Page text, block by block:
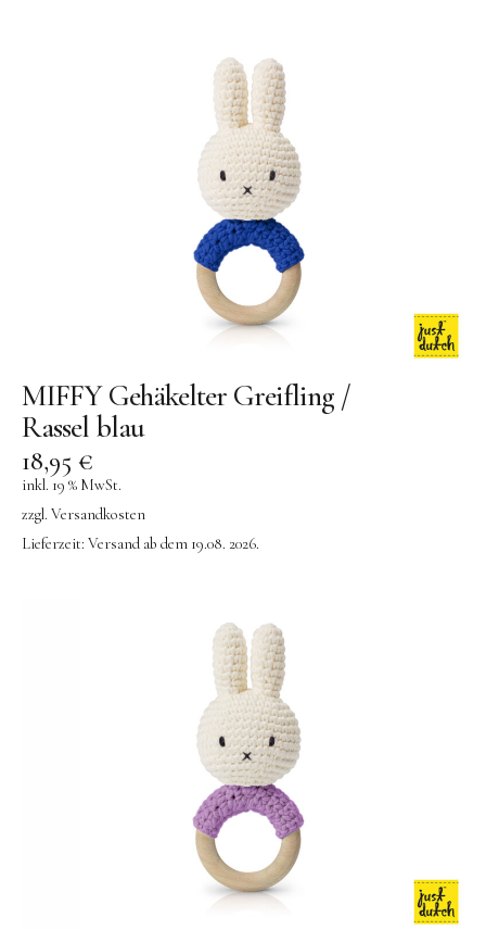
MIFFY Gehäkelter Greifling /
Rassel blau
18,95 €
inkl. 19 % MwSt.
zzgl. Versandkosten
Lieferzeit: Versand ab dem 19.08. 2026.